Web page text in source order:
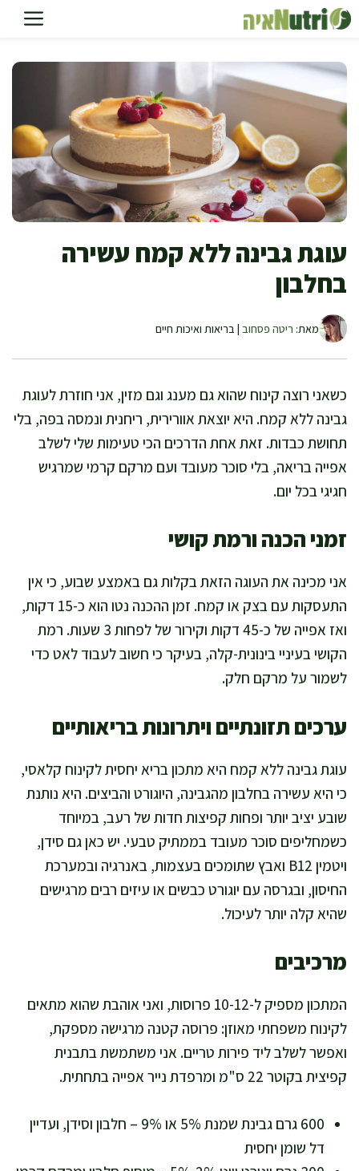
לדלג
לתוכן
עוגת גבינה ללא קמח עשירה
בחלבון
מאת: ריטה פסחוב | בריאות ואיכות חיים
כשאני רוצה קינוח שהוא גם מענג וגם מזין, אני חוזרת לעוגת
גבינה ללא קמח. היא יוצאת אוורירית, ריחנית ונמסה בפה, בלי
תחושת כבדות. זאת אחת הדרכים הכי טעימות שלי לשלב
אפייה בריאה, בלי סוכר מעובד ועם מרקם קרמי שמרגיש
חגיגי בכל יום.
זמני הכנה ורמת קושי
אני מכינה את העוגה הזאת בקלות גם באמצע שבוע, כי אין
התעסקות עם בצק או קמח. זמן ההכנה נטו הוא כ-15 דקות,
ואז אפייה של כ-45 דקות וקירור של לפחות 3 שעות. רמת
הקושי בעיניי בינונית-קלה, בעיקר כי חשוב לעבוד לאט כדי
לשמור על מרקם חלק.
ערכים תזונתיים ויתרונות בריאותיים
עוגת גבינה ללא קמח היא מתכון בריא יחסית לקינוח קלאסי,
כי היא עשירה בחלבון מהגבינה, היוגורט והביצים. היא נותנת
שובע יציב יותר ופחות קפיצות חדות של רעב, במיוחד
כשמחליפים סוכר מעובד בממתיק טבעי. יש כאן גם סידן,
ויטמין B12 ואבץ שתומכים בעצמות, באנרגיה ובמערכת
החיסון, ובגרסה עם יוגורט כבשים או עיזים רבים מרגישים
שהיא קלה יותר לעיכול.
מרכיבים
המתכון מספיק ל-10-12 פרוסות, ואני אוהבת שהוא מתאים
לקינוח משפחתי מאוזן: פרוסה קטנה מרגישה מספקת,
ואפשר לשלב ליד פירות טריים. אני משתמשת בתבנית
קפיצית בקוטר 22 ס"מ ומרפדת נייר אפייה בתחתית.
600 גרם גבינת שמנת 5% או 9% – חלבון וסידן, ועדיין
דל שומן יחסית